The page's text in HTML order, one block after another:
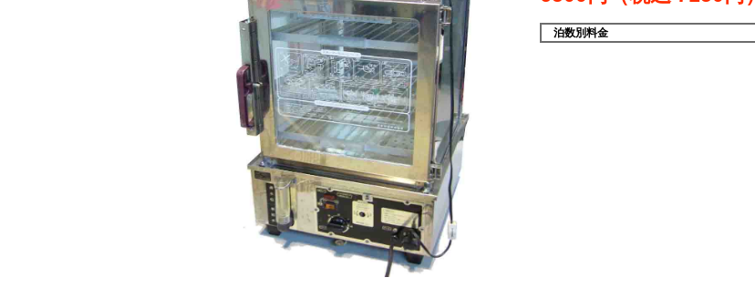
泊数別料金